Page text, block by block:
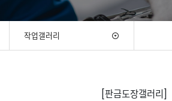
작업갤러리
[판금도장갤러리]